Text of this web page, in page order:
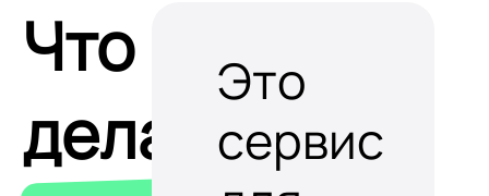
Что
делает
Это
сервис